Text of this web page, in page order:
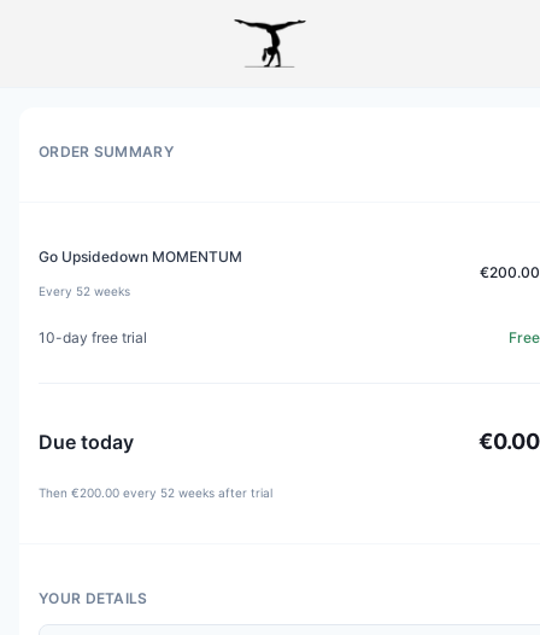
ORDER SUMMARY
Go Upsidedown MOMENTUM
Every 52 weeks
€200.00
10-day free trial Free
Due today €0.00
Then €200.00 every 52 weeks after trial
YOUR DETAILS